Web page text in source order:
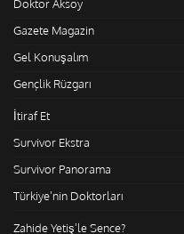
Doktor Aksoy
Gazete Magazin
Gel Konuşalım
Gençlik Rüzgarı
İtiraf Et
Survivor Ekstra
Survivor Panorama
Türkiye'nin Doktorları
Zahide Yetiş'le Sence?